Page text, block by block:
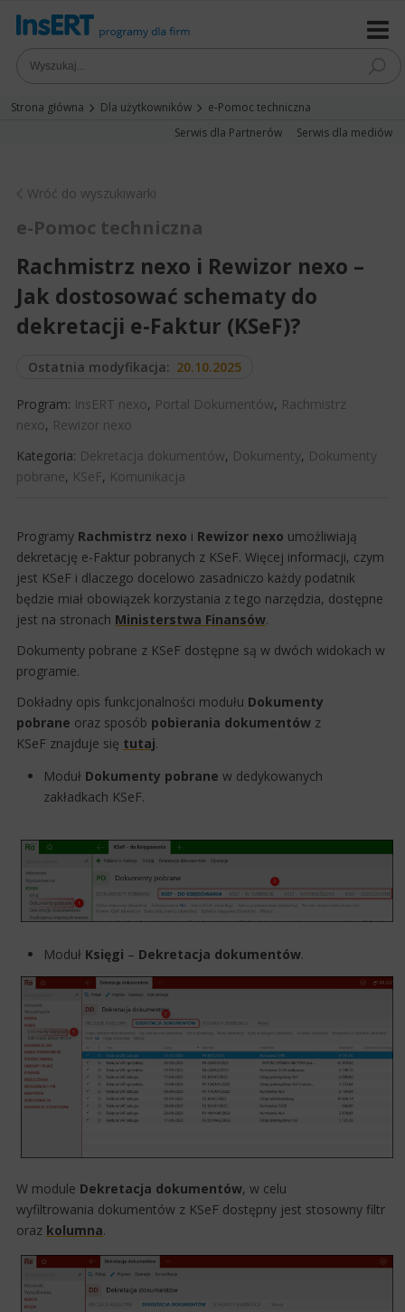
Strona główna Dla użytkowników
e-Pomoc techniczna
Serwis dla Partnerów
Serwis dla mediów
Wróć do wyszukiwarki
e-Pomoc techniczna
Rachmistrz nexo i Rewizor nexo –
Jak dostosować schematy do
dekretacji e-Faktur (KSeF)?
Ostatnia modyfikacja: 20.10.2025
Program: InsERT nexo, Portal Dokumentów, Rachmistrz
nexo, Rewizor nexo
Kategoria: Dekretacja dokumentów, Dokumenty, Dokumenty
pobrane, KSeF, Komunikacja
Programy Rachmistrz nexo i Rewizor nexo umożliwiają
dekretację e-Faktur pobranych z KSeF. Więcej informacji, czym
jest KSeF i dlaczego docelowo zasadniczo każdy podatnik
będzie miał obowiązek korzystania z tego narzędzia, dostępne
jest na stronach Ministerstwa Finansów.
Dokumenty pobrane z KSeF dostępne są w dwóch widokach w
programie.
Dokładny opis funkcjonalności modułu Dokumenty
pobrane oraz sposób pobierania dokumentów z
KSeF znajduje się tutaj.
Moduł Dokumenty pobrane ​w dedykowanych
zakładkach KSeF.
Moduł Księgi – Dekretacja dokumentów​.
W module Dekretacja dokumentów, w celu
wyfiltrowania dokumentów z KSeF dostępny jest stosowny filtr
oraz kolumna.